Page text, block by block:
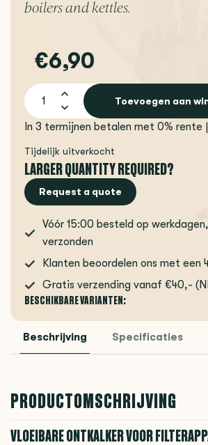
boilers and kettles.
€6,90
Toevoegen aan
In 3 termijnen betalen met 0% rente
Tijdelijk uitverkocht
LARGER QUANTITY REQUIRED?
Request a quote
Vóór 15:00 besteld op
verzonden
Klanten beoordelen ons met een
Gratis verzending vanaf €40,-
BESCHIKBARE VARIANTEN:
Beschrijving Specificaties
PRODUCTOMSCHRIJVING
VLOEIBARE ONTKALKER VOOR